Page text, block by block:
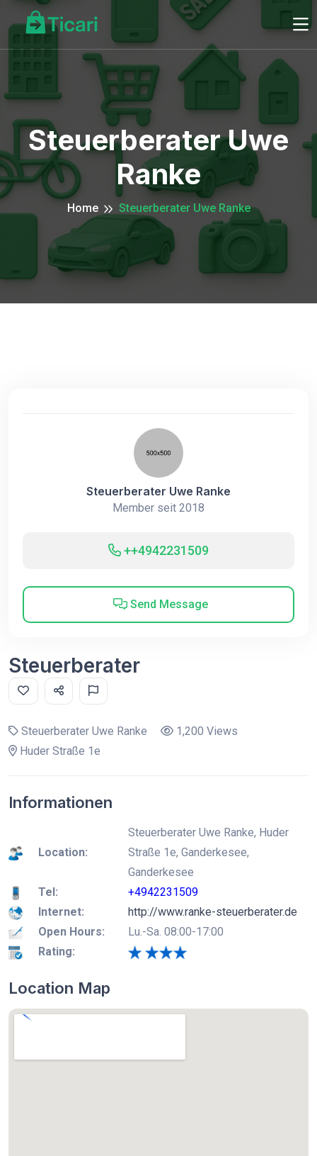
Steuerberater Uwe
Ranke
Home Steuerberater Uwe Ranke
Steuerberater Uwe Ranke
Member seit 2018
++4942231509
Send Message
Steuerberater
Steuerberater Uwe Ranke
1,200 Views
Huder Straße 1e
Informationen
Location:
Steuerberater Uwe Ranke, Huder
Straße 1e, Ganderkesee,
Ganderkesee
Tel:
+4942231509
Internet:
http://www.ranke-steuerberater.de
Open Hours:
Lu.-Sa. 08:00-17:00
Rating:
Location Map